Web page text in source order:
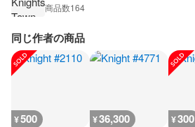
商品数164
同じ作者の商品
¥500 ¥36,300 ¥300